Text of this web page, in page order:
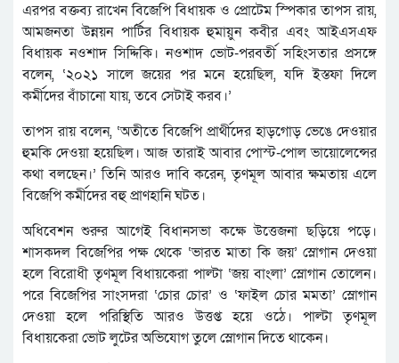
এরপর বক্তব্য রাখেন বিজেপি বিধায়ক ও প্রোটেম স্পিকার তাপস রায়,
আমজনতা উন্নয়ন পার্টির বিধায়ক হুমায়ুন কবীর এবং আইএসএফ
বিধায়ক নওশাদ সিদ্দিকি। নওশাদ ভোট-পরবর্তী সহিংসতার প্রসঙ্গে
বলেন, ‘২০২১ সালে জয়ের পর মনে হয়েছিল, যদি ইস্তফা দিলে
কর্মীদের বাঁচানো যায়, তবে সেটাই করব।’
তাপস রায় বলেন, ‘অতীতে বিজেপি প্রার্থীদের হাড়গোড় ভেঙে দেওয়ার
হুমকি দেওয়া হয়েছিল। আজ তারাই আবার পোস্ট-পোল ভায়োলেন্সের
কথা বলছেন।’ তিনি আরও দাবি করেন, তৃণমূল আবার ক্ষমতায় এলে
বিজেপি কর্মীদের বহু প্রাণহানি ঘটত।
অধিবেশন শুরুর আগেই বিধানসভা কক্ষে উত্তেজনা ছড়িয়ে পড়ে।
শাসকদল বিজেপির পক্ষ থেকে ‘ভারত মাতা কি জয়’ স্লোগান দেওয়া
হলে বিরোধী তৃণমূল বিধায়কেরা পাল্টা ‘জয় বাংলা’ স্লোগান তোলেন।
পরে বিজেপির সাংসদরা ‘চোর চোর’ ও ‘ফাইল চোর মমতা’ স্লোগান
দেওয়া হলে পরিস্থিতি আরও উত্তপ্ত হয়ে ওঠে। পাল্টা তৃণমূল
বিধায়কেরা ভোট লুটের অভিযোগ তুলে স্লোগান দিতে থাকেন।